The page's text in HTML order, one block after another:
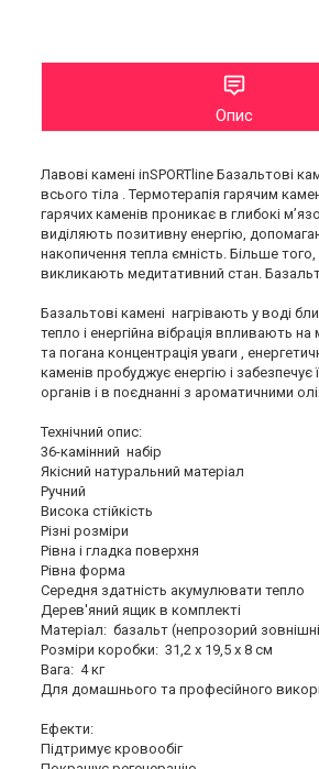
Опис
Лавові камені inSPORTline Базальтові
всього тіла . Термотерапія гарячим
гарячих каменів проникає в глибокі
виділяють позитивну енергію,
накопичення тепла ємність. Більше
викликають медитативний стан.
Базальтові камені нагрівають у воді
тепло і енергійна вібрація впливають
та погана концентрація уваги ,
каменів пробуджує енергію і
органів і в поєднанні з ароматичними
Технічний опис:
36-камінний набір
Якісний натуральний матеріал
Ручний
Висока стійкість
Різні розміри
Рівна і гладка поверхня
Рівна форма
Середня здатність акумулювати тепло
Дерев'яний ящик в комплекті
Матеріал: базальт (непрозорий
Розміри коробки: 31,2 x 19,5 x 8 см
Вага: 4 кг
Для домашнього та професійного
Ефекти:
Підтримує кровообіг